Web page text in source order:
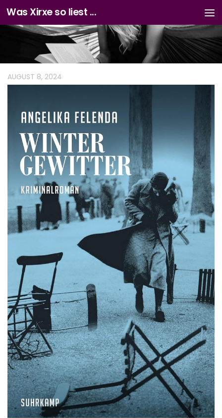
Zum Inhalt springen
Was Xirxe so liest ...
AUGUST 8, 2024